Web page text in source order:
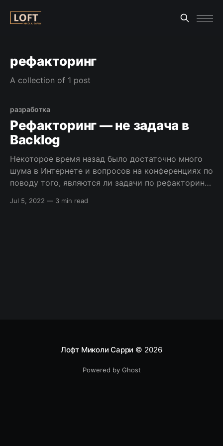
рефакторинг
A collection of 1 post
разработка
Рефакторинг — не задача в
Backlog
Некоторое время назад было достаточно много
шума в Интернете и вопросов на конференциях по
поводу того, являются ли задачи по рефакторингу
остальные, с необходимостью описывать их,
Jul 5, 2022 — 3 min read
Лофт Миколи Сарри © 2026
Powered by Ghost